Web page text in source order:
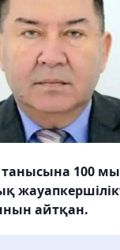
танысына 100
айтқан.